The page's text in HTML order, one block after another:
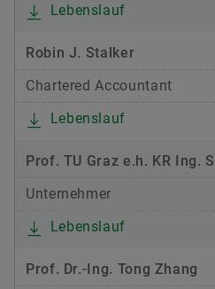
Lebenslauf
Robin J. Stalker
Chartered Accountant
Lebenslauf
Prof. TU Graz e.h. KR Ing.
Unternehmer
Lebenslauf
Prof. Dr.-Ing. Tong Zhang